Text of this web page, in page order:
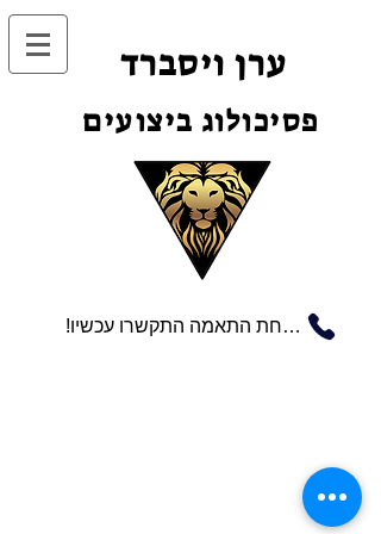
ערן ויסברד
פסיכולוג ביצועים
!לשיחת התאמה התקשרו עכשיו